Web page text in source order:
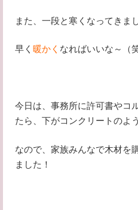
また、一段と寒くなってきま
早く 暖かく なればいいな～（笑
今日は、事務所に許可書やコ
たら、下がコンクリートのよ
なので、家族みんなで木材を
ました！